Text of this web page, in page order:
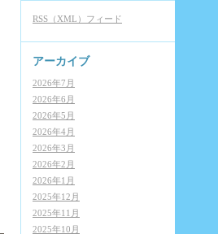
RSS（XML）フィード
アーカイブ
2026年7月
2026年6月
2026年5月
2026年4月
2026年3月
2026年2月
2026年1月
2025年12月
2025年11月
2025年10月